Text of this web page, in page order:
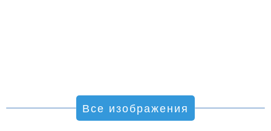
Все изображения